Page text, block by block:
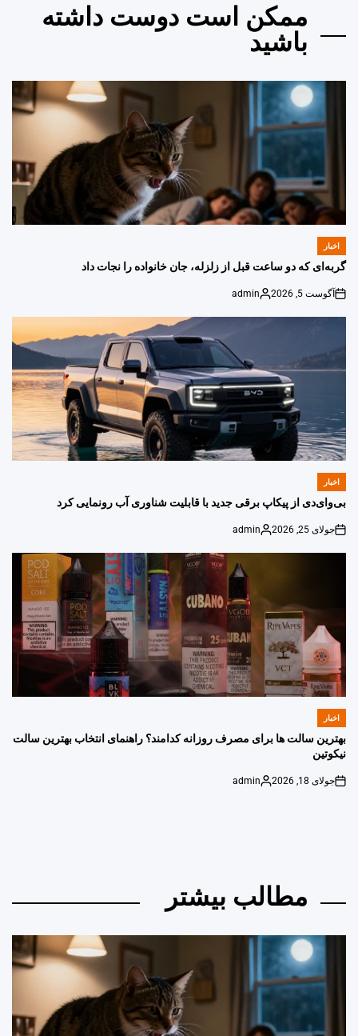
ممکن است دوست داشته
باشید
POSTED
IN
اخبار
گربه‌ای که دو ساعت قبل از زلزله، جان خانواده را نجات داد
on
آگوست 5, 2026
Posted
admin
POSTED
اخبار
بی‌وای‌دی از پیکاپ برقی جدید با قابلیت شناوری آب رونمایی کرد
on
جولای 25, 2026
Posted
admin
POSTED
اخبار
بهترین سالت ها برای مصرف روزانه کدامند؟ راهنمای انتخاب بهترین سالت
نیکوتین
on
جولای 18, 2026
Posted
admin
مطالب بیشتر